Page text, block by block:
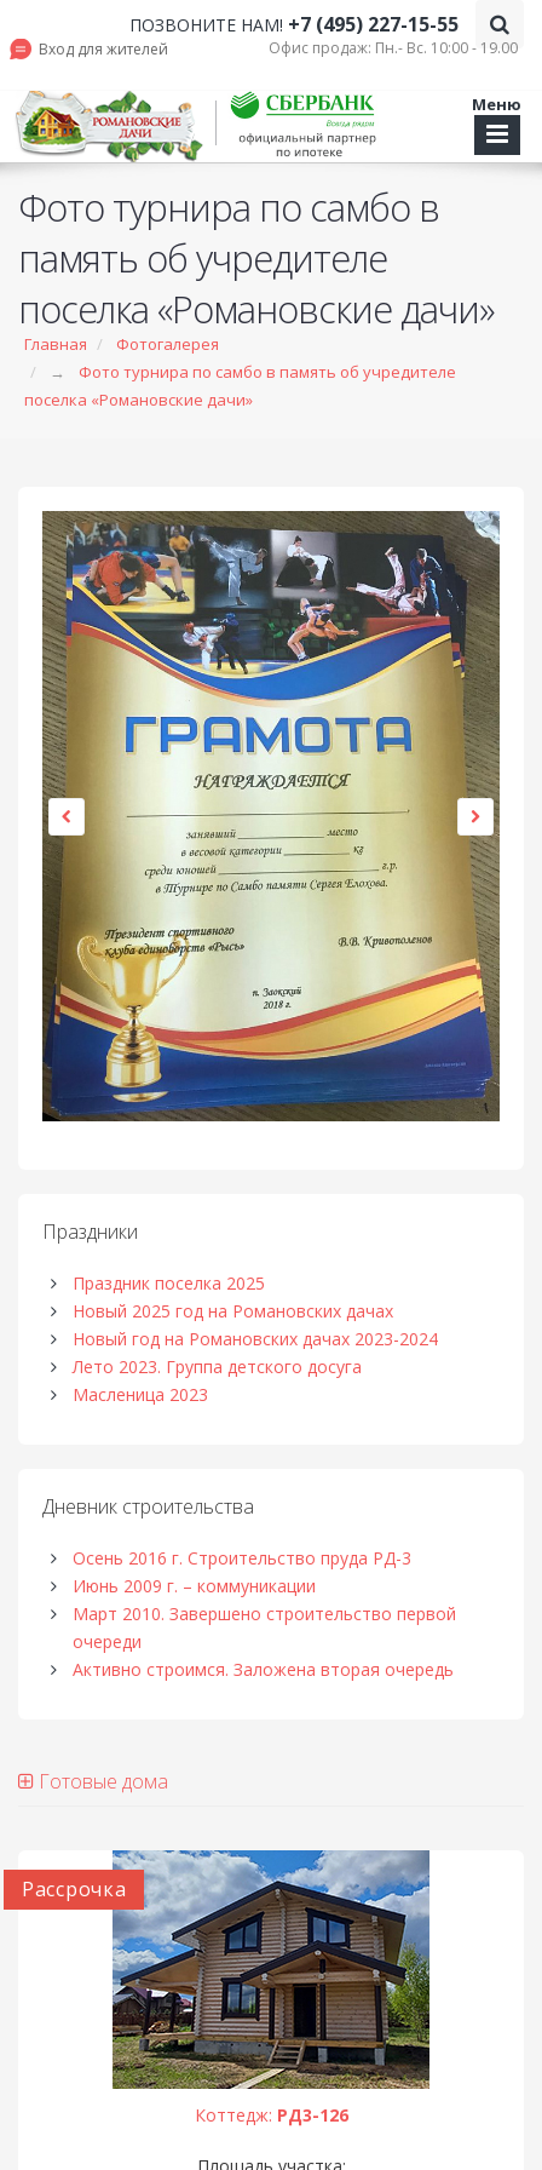
Офис продаж: Пн.- Вс. 10:00 - 19.00
Вход для жителей
ПОЗВОНИТЕ НАМ! +7 (495) 227-15-55
Меню
Фото турнира по самбо в
память об учредителе
поселка «Романовские дачи»
Главная
Фотогалерея
→
Фото турнира по самбо в память об учредителе
поселка «Романовские дачи»
Праздники
Праздник поселка 2025
Новый 2025 год на Романовских дачах
Новый год на Романовских дачах 2023-2024
Лето 2023. Группа детского досуга
Масленица 2023
Дневник строительства
Осень 2016 г. Строительство пруда РД-3
Июнь 2009 г. – коммуникации
Март 2010. Завершено строительство первой
очереди
Активно строимся. Заложена вторая очередь
Готовые дома
Рассрочка
Коттедж: РД3-126